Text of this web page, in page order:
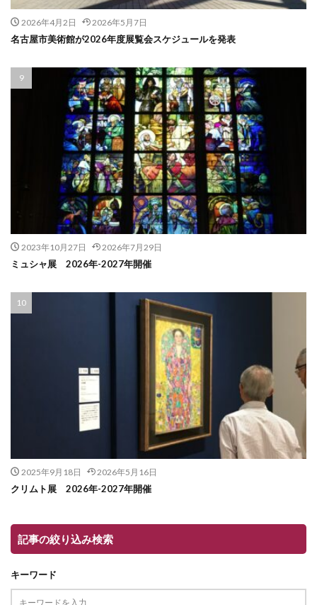
2026年4月2日 2026年5月7日
名古屋市美術館が2026年度展覧会スケジュールを発表
2023年10月27日 2026年7月29日
ミュシャ展 2026年-2027年開催
2025年9月18日 2026年5月16日
クリムト展 2026年-2027年開催
記事の絞り込み検索
キーワード